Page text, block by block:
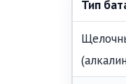
Тип